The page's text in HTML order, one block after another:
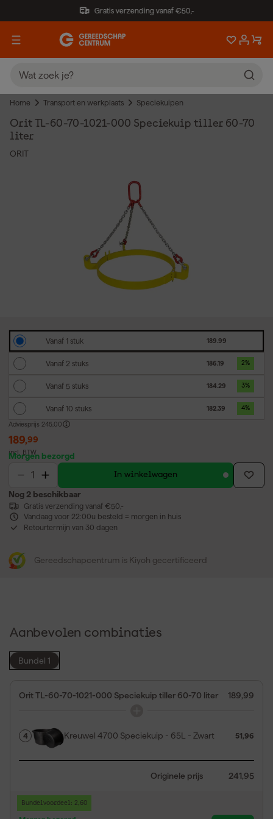
Gratis verzending vanaf €50,-
Home Transport en werkplaats Speciekuipen
Orit TL-60-70-1021-000 Speciekuip tiller 60-70
liter
ORIT
Vanaf 1 stuk 189.99
Vanaf 2 stuks 186.19 2%
Vanaf 5 stuks 184.29 3%
Vanaf 10 stuks 182.39 4%
Adviesprijs 245,00
189,99
incl. BTW
Morgen bezorgd
In winkelwagen
Nog 2 beschikbaar
Gratis verzending vanaf €50,-
Vandaag voor 22:00u besteld = morgen in huis
Retourtermijn van 30 dagen
Gereedschapcentrum is Kiyoh gecertificeerd
Aanbevolen combinaties
Bundel 1
Orit TL-60-70-1021-000 Speciekuip tiller 60-70 liter 189,99
4 Kreuwel 4700 Speciekuip - 65L - Zwart 51,96
Originele prijs 241,95
Bundelvoordeel: 2,60